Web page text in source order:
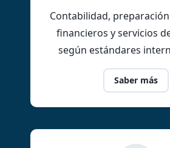
Contabilidad,
financieros y servicios
según estándares
Saber más